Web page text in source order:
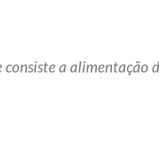
consiste a alimentação